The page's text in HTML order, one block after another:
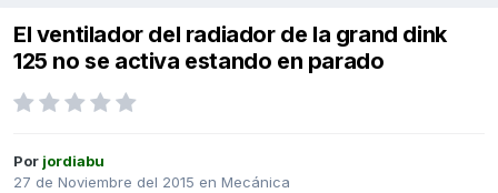
El ventilador del radiador de la grand dink
125 no se activa estando en parado
Por jordiabu
27 de Noviembre del 2015 en Mecánica